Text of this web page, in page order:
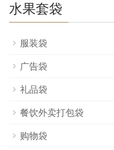
水果套袋
服装袋
广告袋
礼品袋
餐饮外卖打包袋
购物袋